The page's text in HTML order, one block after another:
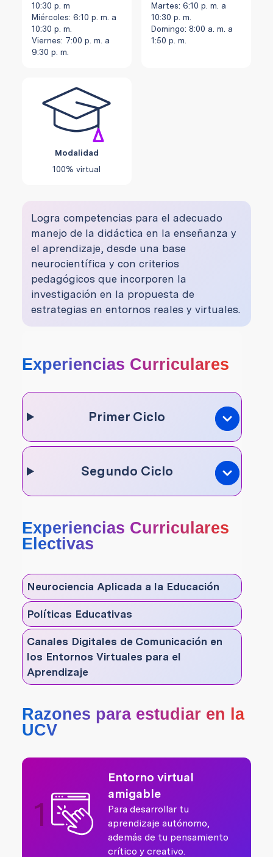
10:30 p. m
Miércoles: 6:10 p. m. a
10:30 p. m.
Viernes: 7:00 p. m. a
9:30 p. m.
Martes: 6:10 p. m. a
10:30 p. m.
Domingo: 8:00 a. m. a
1:50 p. m.
Modalidad
100% virtual
Logra competencias para el adecuado
manejo de la didáctica en la enseñanza y
el aprendizaje, desde una base
neurocientífica y con criterios
pedagógicos que incorporen la
investigación en la propuesta de
estrategias en entornos reales y virtuales.
Experiencias Curriculares
Primer Ciclo
Segundo Ciclo
Experiencias Curriculares
Electivas
Neurociencia Aplicada a la Educación
Políticas Educativas
Canales Digitales de Comunicación en
los Entornos Virtuales para el
Aprendizaje
Razones para estudiar en la
UCV
1
Entorno virtual
amigable
Para desarrollar tu
aprendizaje autónomo,
además de tu pensamiento
crítico y creativo.